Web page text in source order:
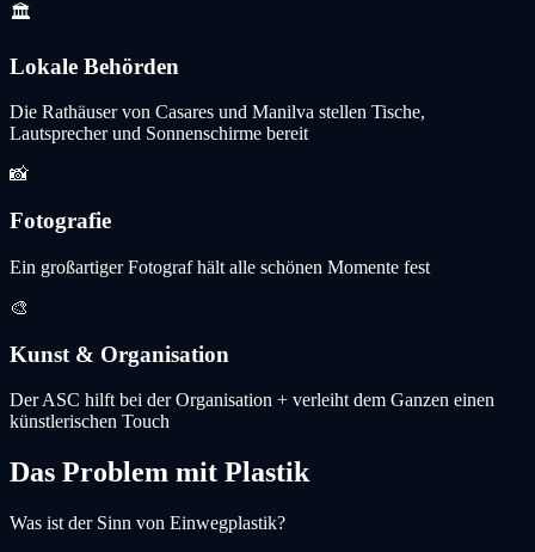
🏛️
Lokale Behörden
Die Rathäuser von Casares und Manilva stellen Tische,
Lautsprecher und Sonnenschirme bereit
📸
Fotografie
Ein großartiger Fotograf hält alle schönen Momente fest
🎨
Kunst & Organisation
Der ASC hilft bei der Organisation + verleiht dem Ganzen einen
künstlerischen Touch
Das Problem mit Plastik
Was ist der Sinn von Einwegplastik?